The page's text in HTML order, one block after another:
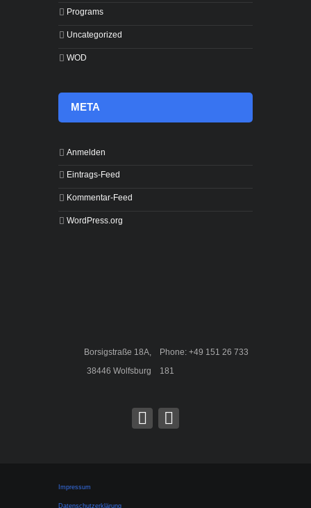
Programs
Uncategorized
WOD
META
Anmelden
Eintrags-Feed
Kommentar-Feed
WordPress.org
Phone: +49 151 26 733
181
Borsigstraße 18A,
38446 Wolfsburg
Impressum
Datenschutzerklärung